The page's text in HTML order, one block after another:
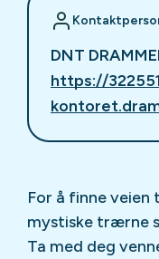
DNT
https://
For å finne veien
mystiske trærne
Ta med deg